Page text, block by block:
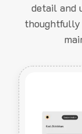
detail and